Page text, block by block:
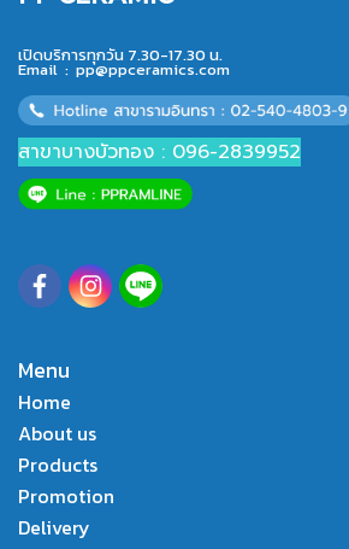
เปิดบริการทุกวัน 7.30-17.30 น.
Email : pp@ppceramics.com
สาขาบางบัวทอง : 096-2839952
Menu
Home
About us
Products
Promotion
Delivery